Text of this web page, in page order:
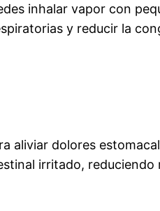
inhalar vapor con
y reducir la
aliviar dolores
irritado, reduciendo